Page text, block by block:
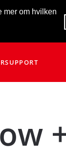
mer om hvilken
SUPPORT